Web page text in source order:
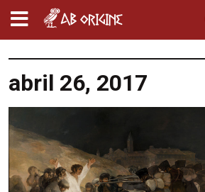
abril 26, 2017